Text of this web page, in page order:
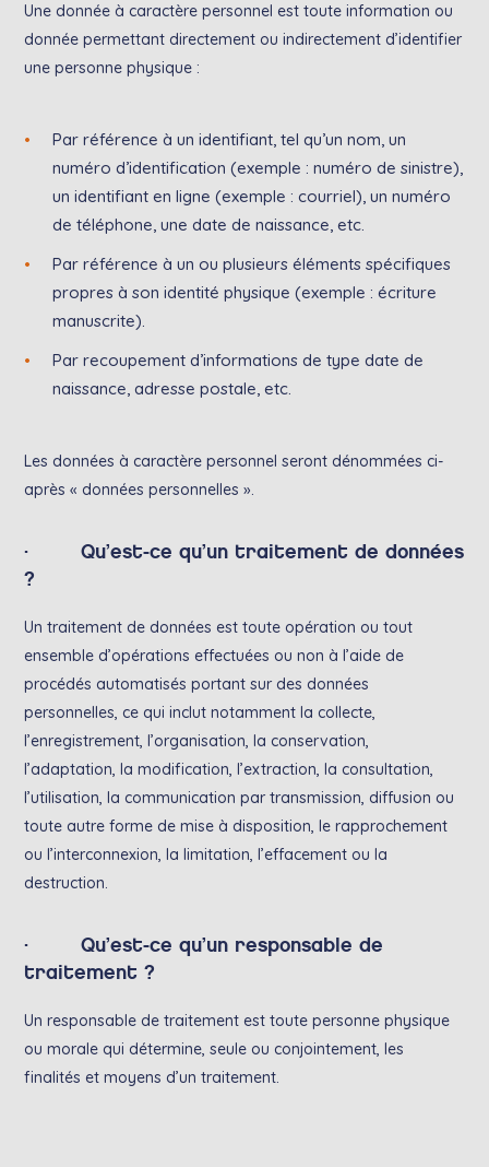
Une donnée à caractère personnel est toute information ou
donnée permettant directement ou indirectement d’identifier
une personne physique :
Par référence à un identifiant, tel qu’un nom, un
numéro d’identification (exemple : numéro de sinistre),
un identifiant en ligne (exemple : courriel), un numéro
de téléphone, une date de naissance, etc.
Par référence à un ou plusieurs éléments spécifiques
propres à son identité physique (exemple : écriture
manuscrite).
Par recoupement d’informations de type date de
naissance, adresse postale, etc.
Les données à caractère personnel seront dénommées ci-
après « données personnelles ».
· Qu’est-ce qu’un traitement de données
?
Un traitement de données est toute opération ou tout
ensemble d’opérations effectuées ou non à l’aide de
procédés automatisés portant sur des données
personnelles, ce qui inclut notamment la collecte,
l’enregistrement, l’organisation, la conservation,
l’adaptation, la modification, l’extraction, la consultation,
l’utilisation, la communication par transmission, diffusion ou
toute autre forme de mise à disposition, le rapprochement
ou l’interconnexion, la limitation, l’effacement ou la
destruction.
· Qu’est-ce qu’un responsable de
traitement ?
Un responsable de traitement est toute personne physique
ou morale qui détermine, seule ou conjointement, les
finalités et moyens d’un traitement.